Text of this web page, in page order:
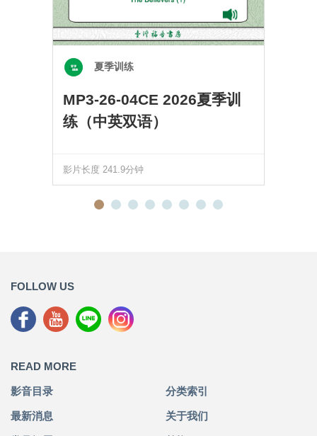
夏季训练
MP3-26-04CE 2026夏季训
练（中英双语）
影片长度 241.9分钟
FOLLOW US
READ MORE
影音目录 分类索引
最新消息 关于我们